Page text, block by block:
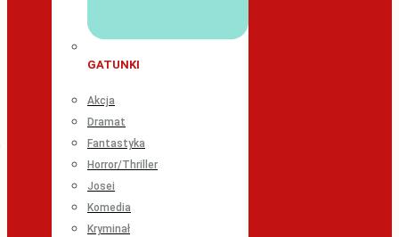
GATUNKI
Akcja
Dramat
Fantastyka
Horror/Thriller
Josei
Komedia
Kryminał